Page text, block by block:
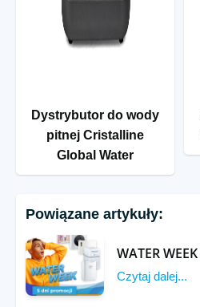
Dystrybutor do wody
pitnej Cristalline
Global Water
Powiązane artykuły:
WATER
Czytaj dalej...